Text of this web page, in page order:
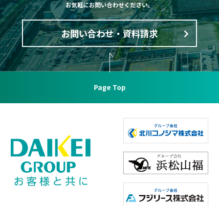
お気軽にお問い合わせください。
お問い合わせ・資料請求
Page Top